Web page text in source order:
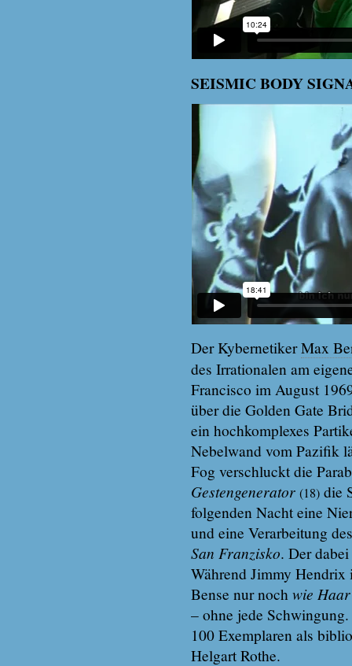
SEISMIC BODY
Der KybernetikerMax
des Irrationalen am
Francisco im August
über die Golden Gate
ein hochkomplexes
Nebelwand vom Pazifik
Fog verschluckt die
Gestengenerator (18) die
folgenden Nacht eine
und eine Verarbeitung
San Franzisko. Der
Während Jimmy
Bense nur noch wie
– ohne jede
100 Exemplaren als
Helgart Rothe.